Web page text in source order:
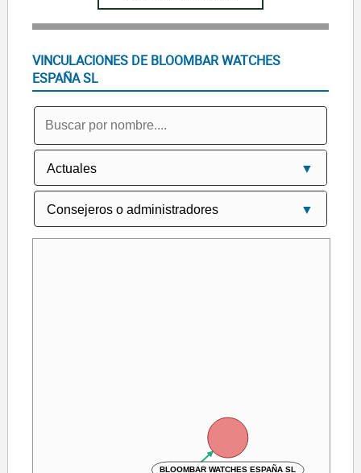
VINCULACIONES DE BLOOMBAR WATCHES
ESPAÑA SL
BLOOMBAR WATCHES ESPAÑA SL